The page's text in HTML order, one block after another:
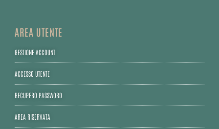
AREA UTENTE
GESTIONE ACCOUNT
ACCESSO UTENTE
RECUPERO PASSWORD
AREA RISERVATA